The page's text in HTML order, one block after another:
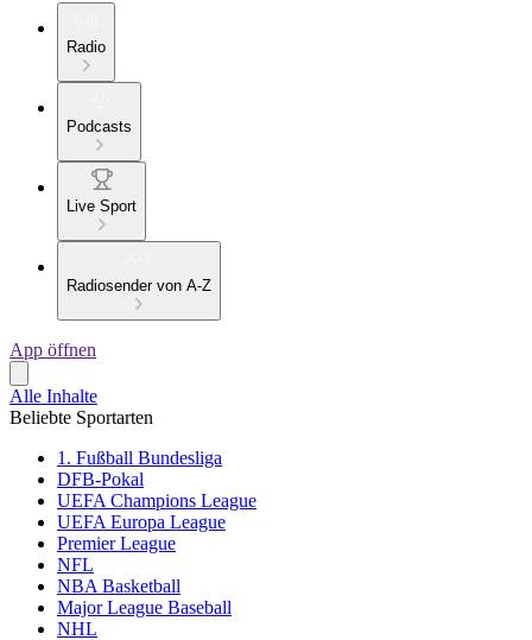
Radio
Podcasts
Live Sport
Radiosender von A-Z
App öffnen
Alle Inhalte
Beliebte Sportarten
1. Fußball Bundesliga
DFB-Pokal
UEFA Champions League
UEFA Europa League
Premier League
NFL
NBA Basketball
Major League Baseball
NHL